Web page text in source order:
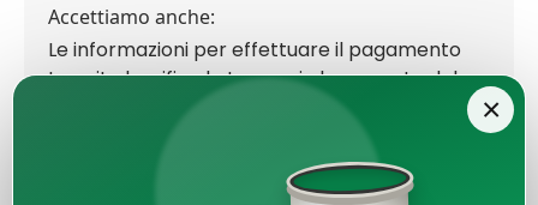
Accettiamo anche:
Le informazioni per effettuare il pagamento
tramite bonifico le troverai al momento del
×